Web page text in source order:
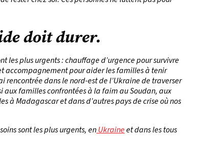
doit durer.
les plus urgents : chauffage d’urgence pour survivre
accompagnement pour aider les familles à tenir
dans le nord-est de l’Ukraine de traverser
aux familles confrontées à la faim au Soudan, aux
à Madagascar et dans d’autres pays de crise où nos
sont les plus urgents, enUkraineet dans les tous